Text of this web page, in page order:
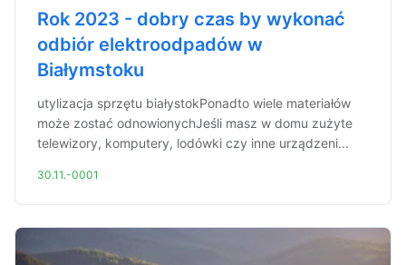
Rok 2023 - dobry czas by wykonać
odbiór elektroodpadów w
Białymstoku
utylizacja sprzętu białystokPonadto wiele materiałów
może zostać odnowionychJeśli masz w domu zużyte
telewizory, komputery, lodówki czy inne urządzeni...
30.11.-0001